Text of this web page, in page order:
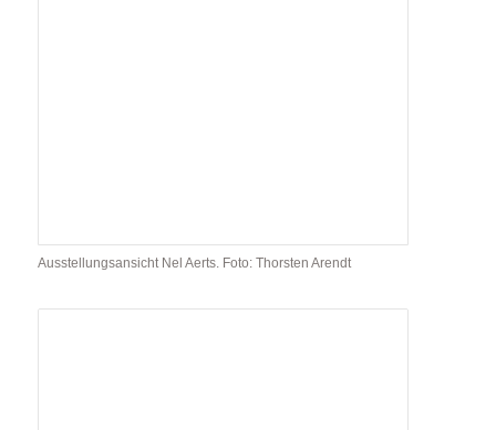
Ausstellungsansicht Nel Aerts. Foto: Thorsten Arendt